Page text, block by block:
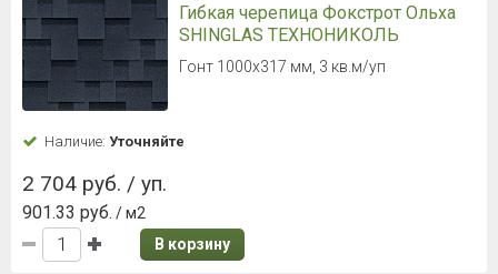
Гибкая черепица Фокстрот Ольха
SHINGLAS ТЕХНОНИКОЛЬ
Гонт 1000х317 мм, 3 кв.м/уп
Наличие: Уточняйте
2 704 руб. / уп.
901.33 руб. / м2
В корзину